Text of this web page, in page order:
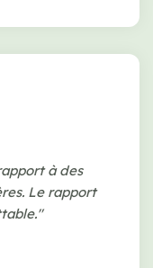
à des
Le rapport